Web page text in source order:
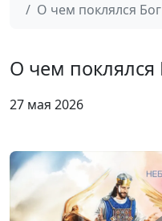
О чем поклялся Бог
О чем поклялся
27 мая 2026
Христос
Обжалованию не
подлежит. Итоги
суда